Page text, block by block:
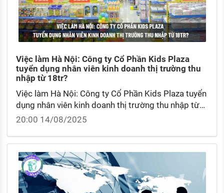
Việc làm Hà Nội: Công ty Cổ Phần Kids Plaza
tuyển dụng nhân viên kinh doanh thị trường thu
nhập từ 18tr?
Việc làm Hà Nội: Công ty Cổ Phần Kids Plaza tuyển
dụng nhân viên kinh doanh thị trường thu nhập từ
18tr? So sánh nhân viên kinh doanh thị trường và
20:00 14/08/2025